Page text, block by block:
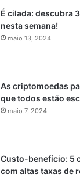
É cilada: descubra
nesta semana!
maio 13, 2024
As criptomoedas
que todos estão
maio 7, 2024
Custo-benefício: 5
com altas taxas de